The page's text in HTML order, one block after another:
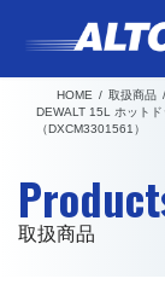
テ
ゲ
HOME 取扱商品
DEWALT 15L ホット
（DXCM3301561）
取扱商品